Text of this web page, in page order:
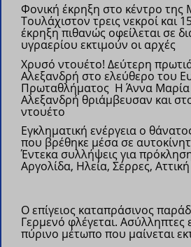
Φονική έκρηξη στο κέντρο της
Τουλάχιστον τρεις νεκροί και
έκρηξη πιθανώς οφείλεται σε
υγραερίου εκτιμούν οι αρχές
Χρυσό ντουέτο! Δεύτερη
Αλεξανδρή στο ελεύθερο του
Πρωταθλήματος Η Άννα Μαρία
Αλεξανδρή θριάμβευσαν και
ντουέτο
Εγκληματική ενέργεια ο
που βρέθηκε μέσα σε
Έντεκα συλλήψεις για
Αργολίδα, Ηλεία, Σέρρες,
Ο επίγειος καταπράσινος
Γερμενό φλέγεται. Ασύλληπτες
πύρινο μέτωπο που μαίνεται